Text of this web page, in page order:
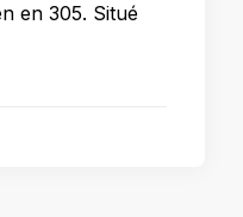
en 305. Situé